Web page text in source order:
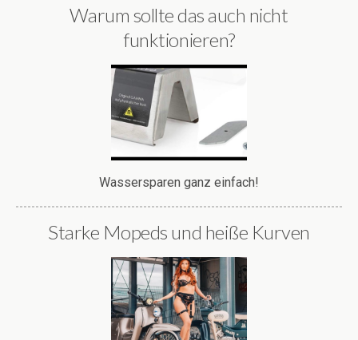
Warum sollte das auch nicht
funktionieren?
Wassersparen ganz einfach!
Starke Mopeds und heiße Kurven